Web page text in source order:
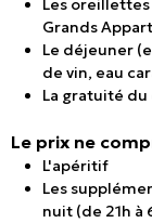
Les
Grands
Le déjeuner
de vin, eau
La gratuité
Le prix ne
L'apéritif
Les
nuit (de 21h à